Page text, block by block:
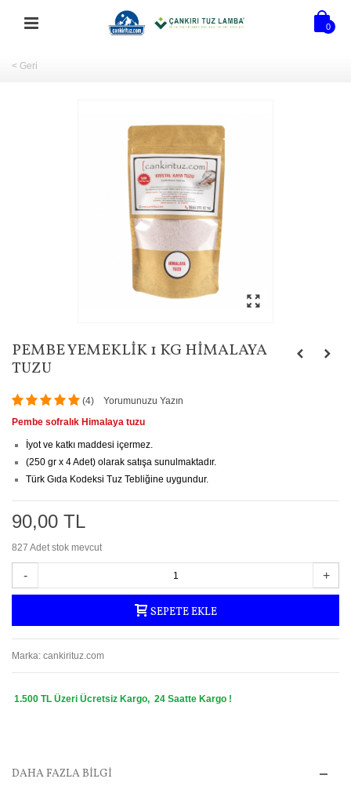
0
< Geri
PEMBE YEMEKLIK 1 KG HIMALAYA
TUZU
(4)
Yorumunuzu Yazın
Pembe sofralık Himalaya tuzu
İyot ve katkı maddesi içermez.
(250 gr x 4 Adet) olarak satışa sunulmaktadır.
Türk Gıda Kodeksi Tuz Tebliğine uygundur.
90,00 TL
827 Adet stok mevcut
- +
SEPETE EKLE
Marka: cankirituz.com
1.500 TL Üzeri Ücretsiz Kargo, 24 Saatte Kargo !
DAHA FAZLA BILGI